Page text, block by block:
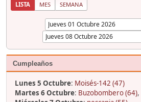
LISTA MES SEMANA
Cumpleaños
Lunes 5 Octubre: Moisés-142 (47)
Martes 6 Octubre: Buzobombero (64),